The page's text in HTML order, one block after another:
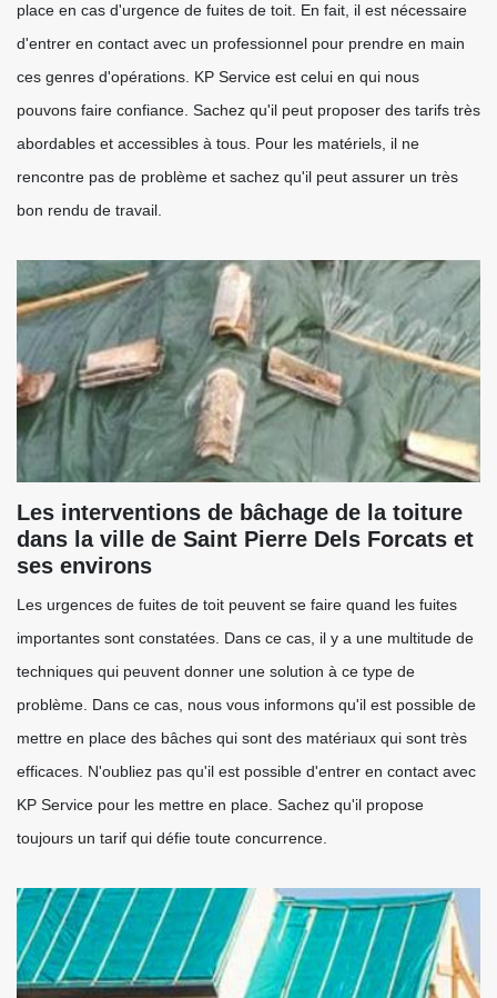
place en cas d'urgence de fuites de toit. En fait, il est nécessaire
d'entrer en contact avec un professionnel pour prendre en main
ces genres d'opérations. KP Service est celui en qui nous
pouvons faire confiance. Sachez qu'il peut proposer des tarifs très
abordables et accessibles à tous. Pour les matériels, il ne
rencontre pas de problème et sachez qu'il peut assurer un très
bon rendu de travail.
Les interventions de bâchage de la toiture
dans la ville de Saint Pierre Dels Forcats et
ses environs
Les urgences de fuites de toit peuvent se faire quand les fuites
importantes sont constatées. Dans ce cas, il y a une multitude de
techniques qui peuvent donner une solution à ce type de
problème. Dans ce cas, nous vous informons qu'il est possible de
mettre en place des bâches qui sont des matériaux qui sont très
efficaces. N'oubliez pas qu'il est possible d'entrer en contact avec
KP Service pour les mettre en place. Sachez qu'il propose
toujours un tarif qui défie toute concurrence.